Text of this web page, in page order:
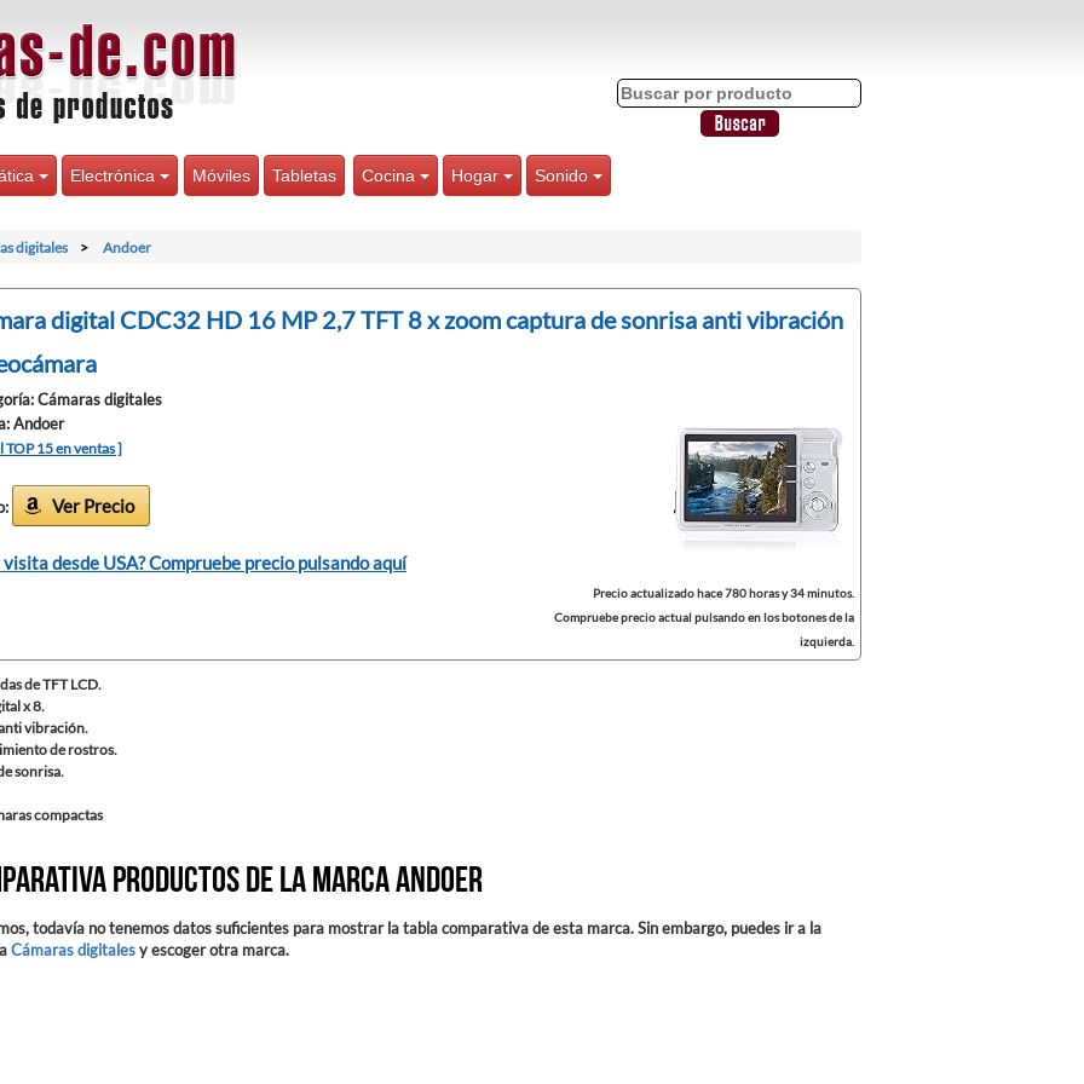
Electrónica Móviles Tabletas Cocina Hogar Sonido
digitales Andoer
digital CDC32 HD 16 MP 2,7 TFT 8 x zoom captura de sonrisa anti vibración
Cámaras digitales
Andoer
TOP 15 en ventas ]
Ver Precio
visita desde USA? Compruebe precio pulsando aquí
Precio actualizado hace 780 horas y 34 minutos.
Compruebe precio actual pulsando en los botones de la
izquierda.
de TFT LCD.
x 8.
vibración.
de rostros.
sonrisa.
compactas
productos de la marca Andoer
todavía no tenemos datos suficientes para mostrar la tabla comparativa de esta marca. Sin embargo, puedes ir a la
Cámaras digitalesy escoger otra marca.